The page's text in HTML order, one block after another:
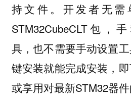
持文件。开发者无需
STM32CubeCLT包，
具，也不需要手动设置
键安装就能完成安装，
或享用对最新STM32器件